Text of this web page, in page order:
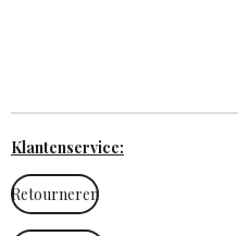
Klantenservice:
Retourneren